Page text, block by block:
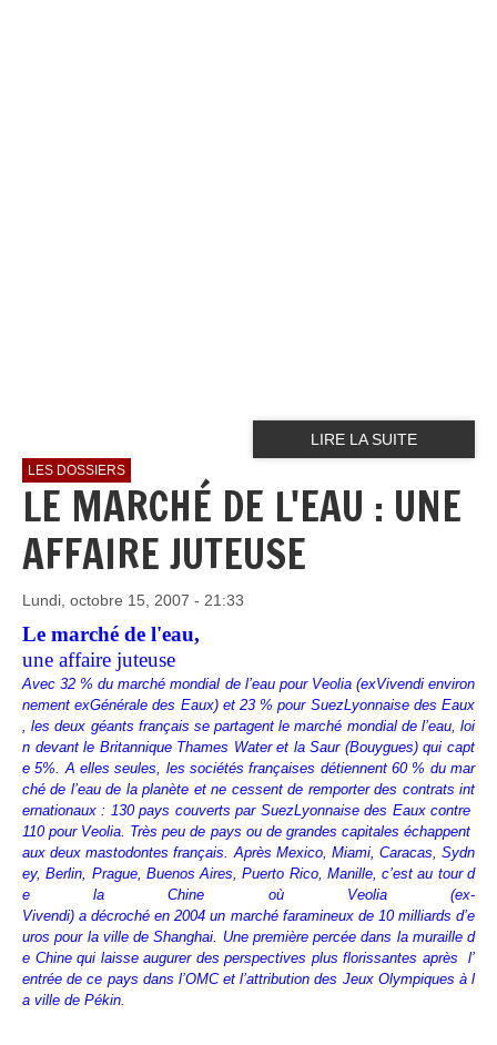
LIRE LA SUITE
LES DOSSIERS
LE MARCHÉ DE L'EAU : UNE
AFFAIRE JUTEUSE
Lundi, octobre 15, 2007 - 21:33
Le marché de l'eau,
une affaire juteuse
Avec 32 % du marché mondial de l’eau pour Veolia (exVivendi environ
nement exGénérale des Eaux) et 23 % pour SuezLyonnaise des Eaux
, les deux géants français se partagent le marché mondial de l’eau, loi
n devant le Britannique Thames Water et la Saur (Bouygues) qui capt
e 5%. A elles seules, les sociétés françaises détiennent 60 % du mar
ché de l’eau de la planète et ne cessent de remporter des contrats int
ernationaux : 130 pays couverts par SuezLyonnaise des Eaux contre
110 pour Veolia. Très peu de pays ou de grandes capitales échappent
aux deux mastodontes français. Après Mexico, Miami, Caracas, Sydn
ey, Berlin, Prague, Buenos Aires, Puerto Rico, Manille, c’est au tour d
e la Chine où Veolia (ex-
Vivendi) a décroché en 2004 un marché faramineux de 10 milliards d’e
uros pour la ville de Shanghai. Une première percée dans la muraille d
e Chine qui laisse augurer des perspectives plus florissantes après l’
entrée de ce pays dans l’OMC et l’attribution des Jeux Olympiques à l
a ville de Pékin.